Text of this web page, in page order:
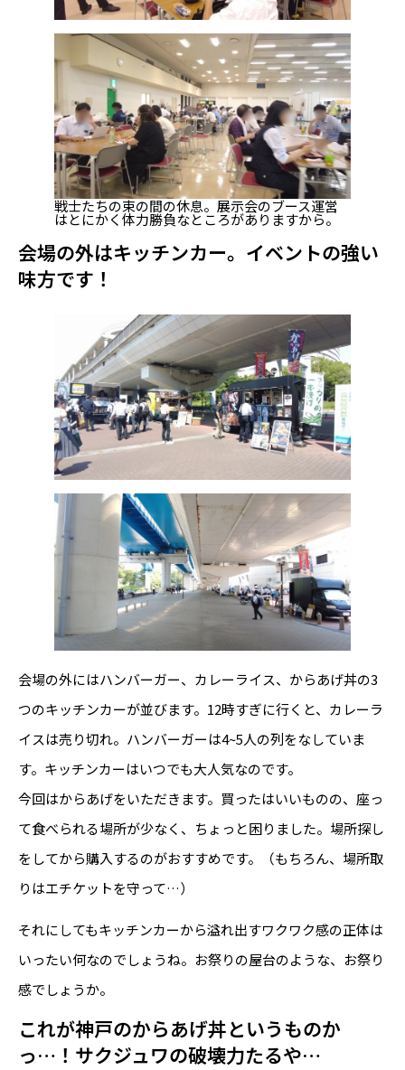
戦士たちの束の間の休息。展示会のブース運営
はとにかく体力勝負なところがありますから。
会場の外はキッチンカー。イベントの強い
味方です！
会場の外にはハンバーガー、カレーライス、からあげ丼の3
つのキッチンカーが並びます。12時すぎに行くと、カレーラ
イスは売り切れ。ハンバーガーは4~5人の列をなしていま
す。キッチンカーはいつでも大人気なのです。
今回はからあげをいただきます。買ったはいいものの、座っ
て食べられる場所が少なく、ちょっと困りました。場所探し
をしてから購入するのがおすすめです。（もちろん、場所取
りはエチケットを守って…）
それにしてもキッチンカーから溢れ出すワクワク感の正体は
いったい何なのでしょうね。お祭りの屋台のような、お祭り
感でしょうか。
これが神戸のからあげ丼というものか
っ…！サクジュワの破壊力たるや…